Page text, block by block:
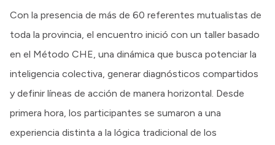
Con la presencia de más de 60 referentes mutualistas de
toda la provincia, el encuentro inició con un taller basado
en el Método CHE, una dinámica que busca potenciar la
inteligencia colectiva, generar diagnósticos compartidos
y definir líneas de acción de manera horizontal. Desde
primera hora, los participantes se sumaron a una
experiencia distinta a la lógica tradicional de los